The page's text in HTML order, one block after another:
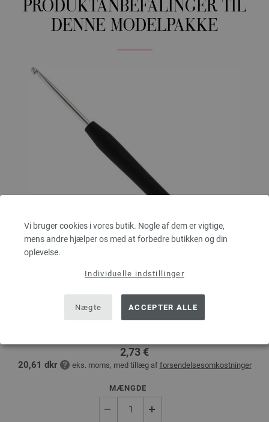
Vi bruger cookies i vores butik. Nogle af dem er vigtige,
mens andre hjælper os med at forbedre butikken og din
oplevelse.
Individuelle indstillinger
Nægte ACCEPTER ALLE
PRODUKTANBEFALINGER TIL
DENNE MODELPAKKE
2,73 €
20,61 dkr eks. moms, med tillæg af forsendelsesomkostninger
MÆNGDE